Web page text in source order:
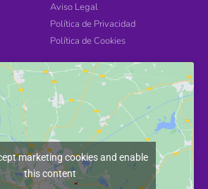
Aviso Legal
Política de Privacidad
Política de Cookies
marketing cookies and enable
this content